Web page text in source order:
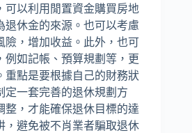
可以利用閒置資金購買房地
退休金的來源。也可以考慮
險，增加收益。此外，也可
例如記帳、預算規劃等，更
重點是要根據自己的財務狀
定一套完善的退休規劃方
整，才能確保退休目標的達
，避免被不肖業者騙取退休